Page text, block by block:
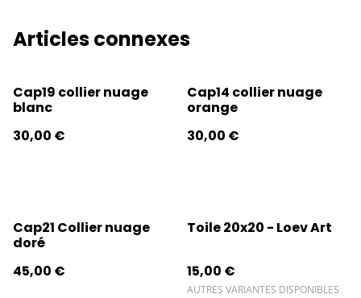
Articles connexes
Cap19 collier nuage
blanc
30,00 €
Cap14 collier nuage
orange
30,00 €
Cap21 Collier nuage
doré
45,00 €
Toile 20x20 - Loev Art
15,00 €
AUTRES VARIANTES DISPONIBLES